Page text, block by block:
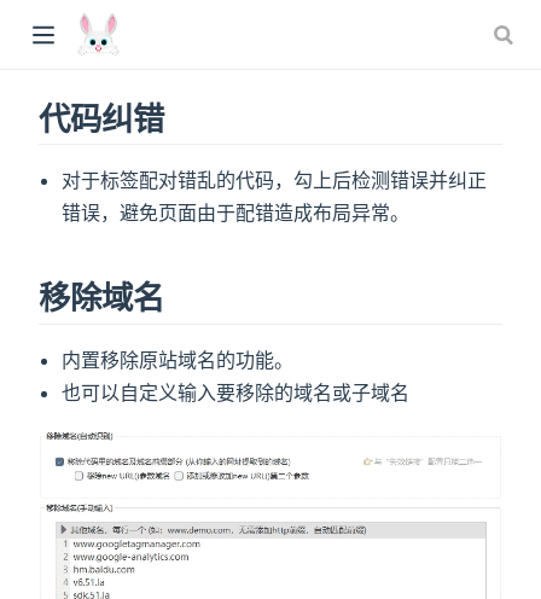
代码纠错
对于标签配对错乱的代码，勾上后检测错误并纠正
错误，避免页面由于配错造成布局异常。
移除域名
内置移除原站域名的功能。
也可以自定义输入要移除的域名或子域名